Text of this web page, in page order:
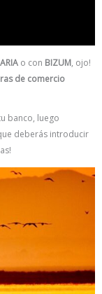
o con BIZUM, ojo!
de comercio
banco, luego
deberás introducir